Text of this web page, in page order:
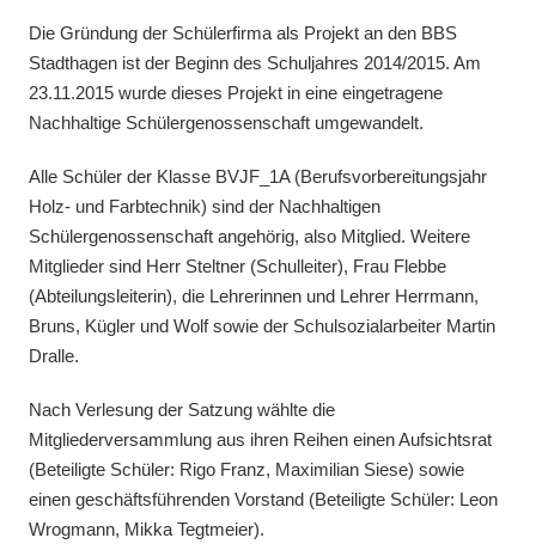
Die Gründung der Schülerfirma als Projekt an den BBS
Stadthagen ist der Beginn des Schuljahres 2014/2015. Am
23.11.2015 wurde dieses Projekt in eine eingetragene
Nachhaltige Schülergenossenschaft umgewandelt.
Alle Schüler der Klasse BVJF_1A (Berufsvorbereitungsjahr
Holz- und Farbtechnik) sind der Nachhaltigen
Schülergenossenschaft angehörig, also Mitglied. Weitere
Mitglieder sind Herr Steltner (Schulleiter), Frau Flebbe
(Abteilungsleiterin), die Lehrerinnen und Lehrer Herrmann,
Bruns, Kügler und Wolf sowie der Schulsozialarbeiter Martin
Dralle.
Nach Verlesung der Satzung wählte die
Mitgliederversammlung aus ihren Reihen einen Aufsichtsrat
(Beteiligte Schüler: Rigo Franz, Maximilian Siese) sowie
einen geschäftsführenden Vorstand (Beteiligte Schüler: Leon
Wrogmann, Mikka Tegtmeier).